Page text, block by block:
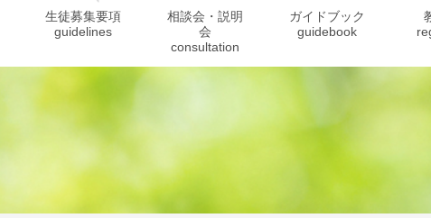
生徒募集要項
guidelines
相談会・説明
会
consultation
ガイドブック
guidebook